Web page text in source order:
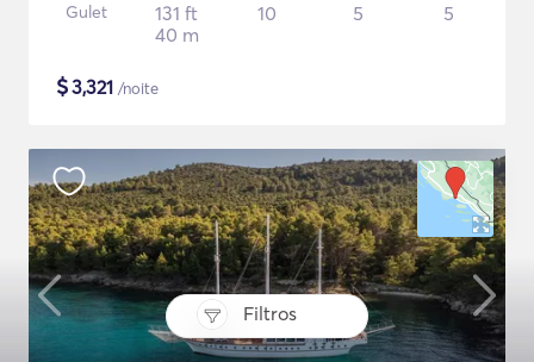
Filtros
Gulet
131 ft
40 m
10 5 5
$3,321 /noite